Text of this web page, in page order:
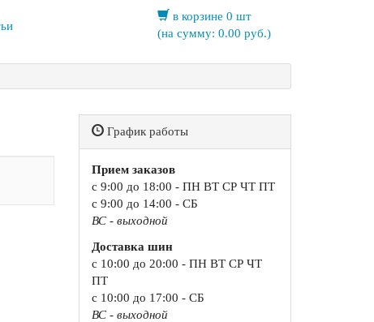
в корзине 0 шт
(на сумму: 0.00 руб.)
График работы
Прием заказов
с 9:00 до 18:00 - ПН ВТ СР ЧТ ПТ
с 9:00 до 14:00 - СБ
ВС - выходной
Доставка шин
с 10:00 до 20:00 - ПН ВТ СР ЧТ
ПТ
с 10:00 до 17:00 - СБ
ВС - выходной